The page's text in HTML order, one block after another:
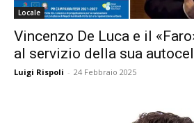
Locale
Vincenzo De Luca e il
al servizio della sua
Luigi Rispoli - 24 Febbraio 2025